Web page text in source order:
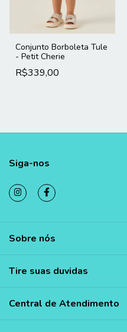
Conjunto Borboleta Tule
- Petit Cherie
R$339,00
Siga-nos
Sobre nós
Tire suas duvidas
Central de Atendimento